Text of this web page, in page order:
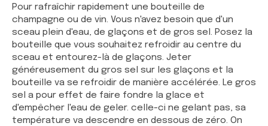
Pour rafraîchir rapidement une bouteille de
champagne ou de vin. Vous n'avez besoin que d'un
sceau plein d'eau, de glaçons et de gros sel. Posez la
bouteille que vous souhaitez refroidir au centre du
sceau et entourez-là de glaçons. Jeter
généreusement du gros sel sur les glaçons et la
bouteille va se refroidir de manière accélérée. Le gros
sel a pour effet de faire fondre la glace et
d'empêcher l'eau de geler. celle-ci ne gelant pas, sa
température va descendre en dessous de zéro. On